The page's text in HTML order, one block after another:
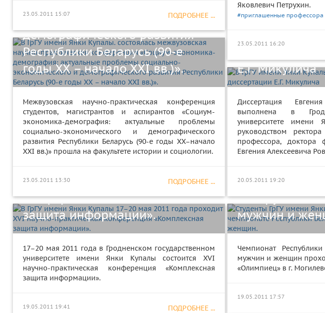
Яковлевич Петрухин.
#приглашенные профессора
23.05.2011 16:20
ПОДРОБНЕЕ ...
23.05.2011 15:07
социально-экономического и
демографического развития
Республики Беларусь (90-е
годы ХХ – начало ХХI вв.)».
Межвузовская научно-практическая конференция
студентов, магистрантов и аспирантов «Социум-
экономика-демография: актуальные проблемы
социально-экономического и демографического
развития Республики Беларусь (90-е годы ХХ–начало
ХХI вв.)» прошла на факультете истории и социологии.
ПОДРОБНЕЕ ...
23.05.2011 13:30
состоялась
Е.Г. Микулича
Диссертация
выполнена в
университете
руководством
профессора, доктора
Евгения Алексеевича
20.05.2011 19:20
В ГрГУ имени Янки Купалы 17–
научно-практическая
конференция «Комплексная
защита информации».
17–20 мая 2011 года в Гродненском государственном
университете имени Янки Купалы состоится ХVI
научно-практическая конференция «Комплексная
защита информации».
ПОДРОБНЕЕ ...
19.05.2011 19:41
Студенты
чемпионате
Беларусь по
мужчин и
Чемпионат
мужчин и женщин
«Олимпиец» в г.
19.05.2011 17:57
На
определили
В ГрГУ имени Янки Купалы 21
мая 2011 г. состоится Первая
Региональная научно-
практическая конференция